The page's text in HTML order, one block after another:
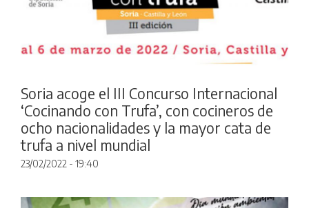
Soria acoge el III Concurso Internacional
‘Cocinando con Trufa’, con cocineros de
ocho nacionalidades y la mayor cata de
trufa a nivel mundial
23/02/2022 - 19:40